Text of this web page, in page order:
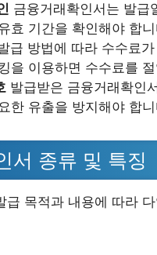
금융거래확인서는 발급
효 기간을 확인해야 합
급 방법에 따라 수수료
을 이용하면 수수료를
발급받은 금융거래확인
한 유출을 방지해야 합
서 종류 및 특징
급 목적과 내용에 따라